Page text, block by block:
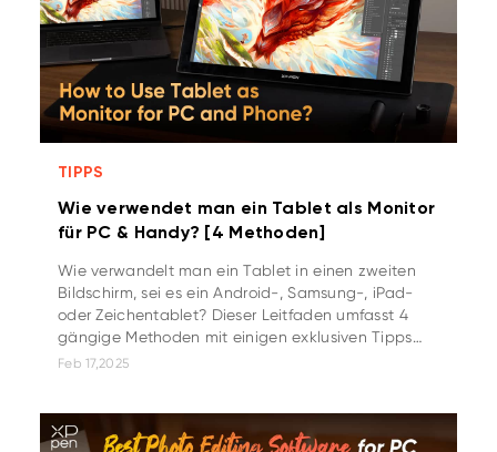
TIPPS
Wie verwendet man ein Tablet als Monitor
für PC & Handy? [4 Methoden]
Wie verwandelt man ein Tablet in einen zweiten
Bildschirm, sei es ein Android-, Samsung-, iPad-
oder Zeichentablet? Dieser Leitfaden umfasst 4
gängige Methoden mit einigen exklusiven Tipps
von Experten. Lesen Sie weiter, um mehr zu
Feb 17,2025